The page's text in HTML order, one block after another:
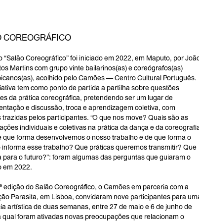
COREOGRÁFICO
“Salão Coreográfico” foi iniciado em 2022, em Maputo, por
Martins com grupo vinte bailarinos(as) e coreógrafos(as)
acolhido pelo Camões — Centro Cultural Português.
tem como ponto de partida a partilha sobre questões
da prática coreográfica, pretendendo ser um lugar de
e discussão, troca e aprendizagem coletiva, com
trazidas pelos participantes. “O que nos move? Quais são as
individuais e coletivas na prática da dança e da
que forma desenvolvemos o nosso trabalho e de que forma o
informa esse trabalho? Que práticas queremos transmitir? Que
para o futuro?”: foram algumas das perguntas que guiaram o
em 2022.
edição do Salão Coreográfico, o Camões em parceria com a
Parasita, em Lisboa, convidaram nove participantes para
artística de duas semanas, entre 27 de maio e 6 de junho de
qual foram ativadas novas preocupações que relacionam o